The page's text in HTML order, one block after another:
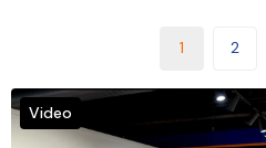
1 2
Video